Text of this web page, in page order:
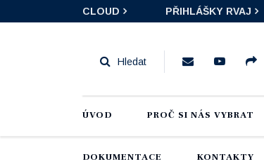
CLOUD PŘIHLÁŠKY RVAJ
ÚVOD PROČ SI NÁS VYBRAT
DOKUMENTACE KONTAKTY